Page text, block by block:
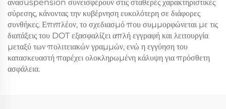
ανασuspension συνεισφέρουν στις σταθερές χαρακτηριστικές
σύρεσης, κάνοντας την κυβέρνηση ευκολότερη σε διάφορες
συνθήκες. Επιπλέον, το σχεδιασμό που συμμορφώνεται με τις
διατάξεις του DOT εξασφαλίζει απλή εγγραφή και λειτουργία
μεταξύ των πολιτειακών γραμμών, ενώ η εγγύηση του
κατασκευαστή παρέχει ολοκληρωμένη κάλυψη για πρόσθετη
ασφάλεια.